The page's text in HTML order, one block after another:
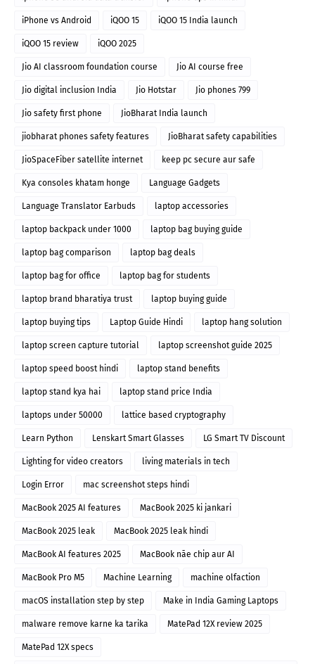
iPhone vs Android iQOO 15 iQOO 15 India launch
iQOO 15 review iQOO 2025
Jio AI classroom foundation course Jio AI course free
Jio digital inclusion India Jio Hotstar Jio phones 799
Jio safety first phone JioBharat India launch
jiobharat phones safety features JioBharat safety capabilities
JioSpaceFiber satellite internet keep pc secure aur safe
Kya consoles khatam honge Language Gadgets
Language Translator Earbuds laptop accessories
laptop backpack under 1000 laptop bag buying guide
laptop bag comparison laptop bag deals
laptop bag for office laptop bag for students
laptop brand bharatiya trust laptop buying guide
laptop buying tips Laptop Guide Hindi laptop hang solution
laptop screen capture tutorial laptop screenshot guide 2025
laptop speed boost hindi laptop stand benefits
laptop stand kya hai laptop stand price India
laptops under 50000 lattice based cryptography
Learn Python Lenskart Smart Glasses LG Smart TV Discount
Lighting for video creators living materials in tech
Login Error mac screenshot steps hindi
MacBook 2025 AI features MacBook 2025 ki jankari
MacBook 2025 leak MacBook 2025 leak hindi
MacBook AI features 2025 MacBook nāe chip aur AI
MacBook Pro M5 Machine Learning machine olfaction
macOS installation step by step Make in India Gaming Laptops
malware remove karne ka tarika MatePad 12X review 2025
MatePad 12X specs